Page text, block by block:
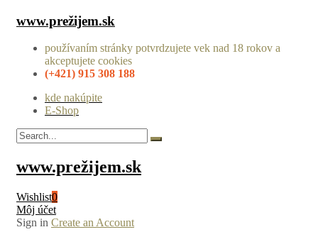
www.prežijem.sk
používaním stránky potvrdzujete vek nad 18 rokov a
akceptujete cookies
(+421) 915 308 188
kde nakúpite
E-Shop
www.prežijem.sk
Wishlist0
Môj účet
Sign in Create an Account